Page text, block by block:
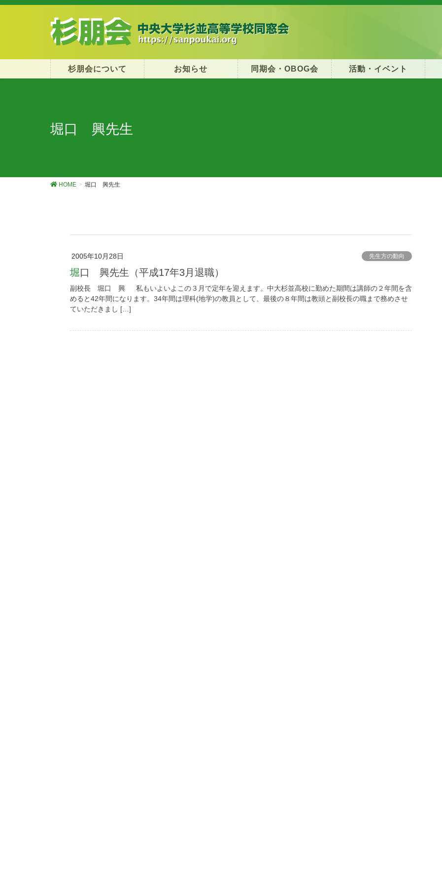
杉朋会について お知らせ 同期会・OBOG会 活動・イベント
堀口 興先生
HOME 堀口 興先生
2005年10月28日 先生方の動向
堀口 興先生（平成17年3月退職）
副校長 堀口 興 私もいよいよこの３月で定年を迎えます。中大杉並高校に勤めた期間は講師の２年間を含
めると42年間になります。34年間は理科(地学)の教員として、最後の８年間は教頭と副校長の職まで務めさせ
ていただきまし […]